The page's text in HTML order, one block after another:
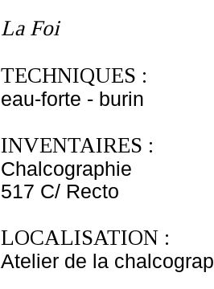
La Foi
TECHNIQUES :
eau-forte - burin
INVENTAIRES :
Chalcographie
517 C/ Recto
LOCALISATION :
Atelier de la